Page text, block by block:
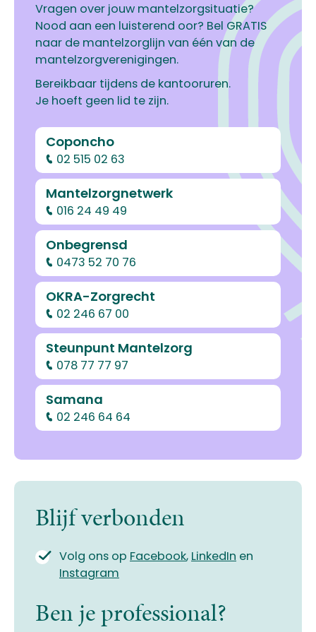
Vragen over jouw mantelzorgsituatie?
Nood aan een luisterend oor? Bel GRATIS
naar de mantelzorglijn van één van de
mantelzorgverenigingen.
Bereikbaar tijdens de kantooruren.
Je hoeft geen lid te zijn.
Coponcho
02 515 02 63
Mantelzorgnetwerk
016 24 49 49
Onbegrensd
0473 52 70 76
OKRA-Zorgrecht
02 246 67 00
Steunpunt Mantelzorg
078 77 77 97
Samana
02 246 64 64
Blijf verbonden
Volg ons op Facebook, LinkedIn en
Instagram
Ben je professional?